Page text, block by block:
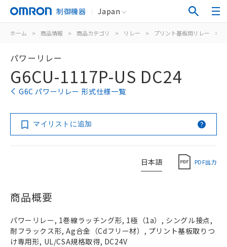
制御機器 Japan
ホーム > 商品情報 > 商品カテゴリ > リレー > プリント基板用リレー >
パワーリレー
G6CU-1117P-US DC24
G6C パワーリレー 形式仕様一覧
マイリストに追加
日本語 PDF出力
商品概要
パワーリレー, 1巻線ラッチング形, 1極（1a）, シングル接点,
耐フラックス形, Ag合金（Cdフリー材）, プリント基板取りつ
け専用形, UL/CSA規格取得, DC24V